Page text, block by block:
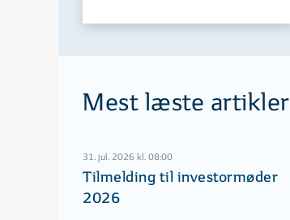
Mest læste artikler
31. jul. 2026 kl. 08:00
Tilmelding til investormøder
2026